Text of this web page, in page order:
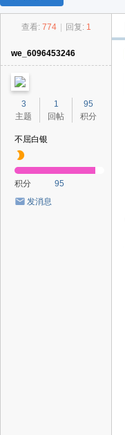
凌
查看: 774 回复: 1
we_6096453246
3
主题
1
回帖
95
积分
不屈白银
积分
95
发消息